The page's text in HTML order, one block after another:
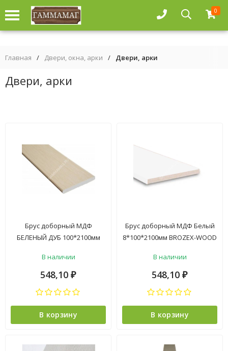
0
Главная / Двери, окна, арки / Двери, арки
Двери, арки
Брус доборный МДФ
БЕЛЕНЫЙ ДУБ 100*2100мм
В наличии
548,10 ₽
В корзину
Брус доборный МДФ Белый
8*100*2100мм BROZEX-WOOD
В наличии
548,10 ₽
В корзину